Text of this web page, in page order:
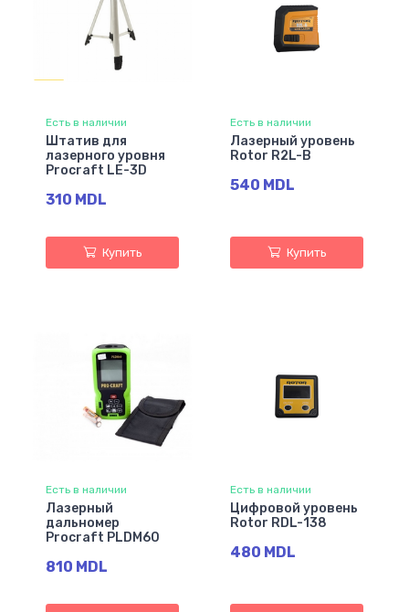
Есть в наличии
Штатив для
лазерного уровня
Procraft LE-3D
310 MDL
Купить
Есть в наличии
Лазерный уровень
Rotor R2L-B
540 MDL
Купить
Есть в наличии
Лазерный
дальномер
Procraft PLDM60
810 MDL
Есть в наличии
Цифровой уровень
Rotor RDL-138
480 MDL